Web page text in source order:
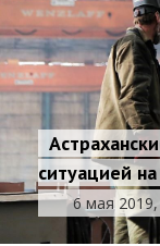
ситуацией
6 мая 2019,